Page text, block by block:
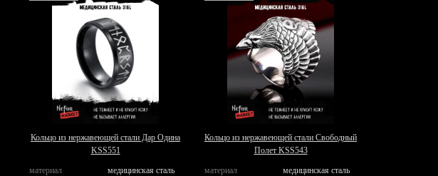
Кольцо из нержавеющей стали Дар Одина
KSS551
материал
медицинская сталь
Кольцо из нержавеющей стали Свободный
Полет KSS543
материал
медицинская сталь